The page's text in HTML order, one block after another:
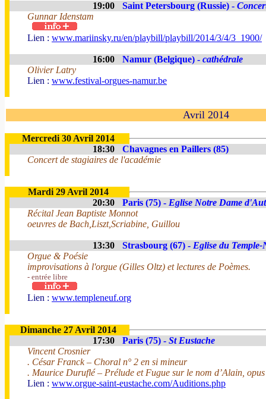
19:00 Saint Petersbourg (Russie) -
Gunnar Idenstam
Lien : www.mariinsky.ru/en/playbill/playbill/2014/3/4/3_1900/
16:00 Namur (Belgique) - cathédrale
Olivier Latry
Lien : www.festival-orgues-namur.be
Avril 2014
Mercredi 30 Avril 2014
18:30
Chavagnes en Paillers (85)
Concert de stagiaires de l'académie
Mardi 29 Avril 2014
20:30
Paris (75) - Eglise Notre Dame
Récital Jean Baptiste Monnot
oeuvres de Bach,Liszt,Scriabine, Guillou
13:30 Strasbourg (67) - Eglise du Temple-
Orgue & Poésie
improvisations à l'orgue (Gilles Oltz) et lectures de Poèmes.
- entrée libre
Lien : www.templeneuf.org
Dimanche 27 Avril 2014
17:30
Paris (75) - St Eustache
Vincent Crosnier
. César Franck – Choral n° 2 en si mineur
. Maurice Duruflé – Prélude et Fugue sur le nom d’Alain,
Lien : www.orgue-saint-eustache.com/Auditions.php